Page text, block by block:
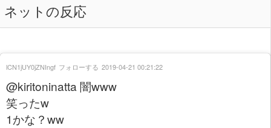
ネットの反応
@kiritoninatta 闇www
笑ったw
1かな？ww
lCN1jUY0jZNIngf フォローする 2019-04-21 00:21:22